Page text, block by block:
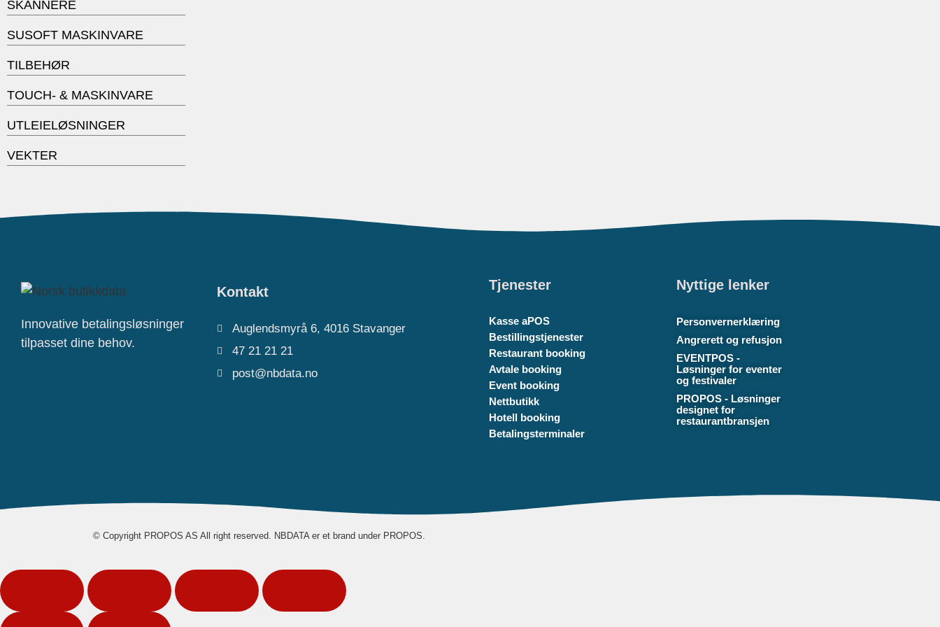
SKANNERE
SUSOFT MASKINVARE
TILBEHØR
TOUCH- & MASKINVARE
UTLEIELØSNINGER
VEKTER
Innovative betalingsløsninger
tilpasset dine behov.
Kontakt
Auglendsmyrå 6, 4016 Stavanger
47 21 21 21
post@nbdata.no
Tjenester
Kasse aPOS
Bestillingstjenester
Restaurant booking
Avtale booking
Event booking
Nettbutikk
Hotell booking
Betalingsterminaler
Nyttige lenker
Personvernerklæring
Angrerett og refusjon
EVENTPOS -
Løsninger for eventer
og festivaler
PROPOS - Løsninger
designet for
restaurantbransjen
© Copyright PROPOS AS All right reserved. NBDATA er et brand under PROPOS.